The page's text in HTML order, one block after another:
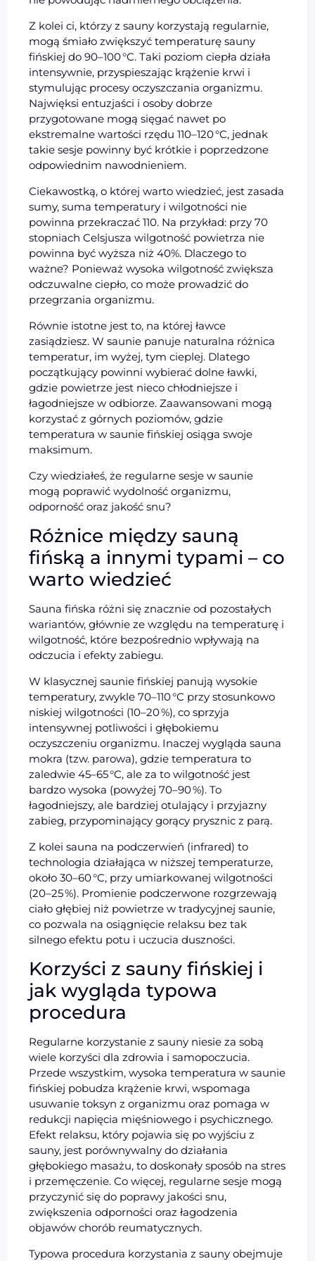
Z kolei ci, którzy z sauny korzystają regularnie,
mogą śmiało zwiększyć temperaturę sauny
fińskiej do 90–100 °C. Taki poziom ciepła działa
intensywnie, przyspieszając krążenie krwi i
stymulując procesy oczyszczania organizmu.
Najwięksi entuzjaści i osoby dobrze
przygotowane mogą sięgać nawet po
ekstremalne wartości rzędu 110–120 °C, jednak
takie sesje powinny być krótkie i poprzedzone
odpowiednim nawodnieniem.
Ciekawostką, o której warto wiedzieć, jest zasada
sumy, suma temperatury i wilgotności nie
powinna przekraczać 110. Na przykład: przy 70
stopniach Celsjusza wilgotność powietrza nie
powinna być wyższa niż 40%. Dlaczego to
ważne? Ponieważ wysoka wilgotność zwiększa
odczuwalne ciepło, co może prowadzić do
przegrzania organizmu.
Równie istotne jest to, na której ławce
zasiądziesz. W saunie panuje naturalna różnica
temperatur, im wyżej, tym cieplej. Dlatego
początkujący powinni wybierać dolne ławki,
gdzie powietrze jest nieco chłodniejsze i
łagodniejsze w odbiorze. Zaawansowani mogą
korzystać z górnych poziomów, gdzie
temperatura w saunie fińskiej osiąga swoje
maksimum.
Czy wiedziałeś, że regularne sesje w saunie
mogą poprawić wydolność organizmu,
odporność oraz jakość snu?
Różnice między sauną
fińską a innymi typami – co
warto wiedzieć
Sauna fińska różni się znacznie od pozostałych
wariantów, głównie ze względu na temperaturę i
wilgotność, które bezpośrednio wpływają na
odczucia i efekty zabiegu.
W klasycznej saunie fińskiej panują wysokie
temperatury, zwykle 70–110 °C przy stosunkowo
niskiej wilgotności (10–20 %), co sprzyja
intensywnej potliwości i głębokiemu
oczyszczeniu organizmu. Inaczej wygląda sauna
mokra (tzw. parowa), gdzie temperatura to
zaledwie 45–65 °C, ale za to wilgotność jest
bardzo wysoka (powyżej 70–90 %). To
łagodniejszy, ale bardziej otulający i przyjazny
zabieg, przypominający gorący prysznic z parą.
Z kolei sauna na podczerwień (infrared) to
technologia działająca w niższej temperaturze,
około 30–60 °C, przy umiarkowanej wilgotności
(20–25 %). Promienie podczerwone rozgrzewają
ciało głębiej niż powietrze w tradycyjnej saunie,
co pozwala na osiągnięcie relaksu bez tak
silnego efektu potu i uczucia duszności.
Korzyści z sauny fińskiej i
jak wygląda typowa
procedura
Regularne korzystanie z sauny niesie za sobą
wiele korzyści dla zdrowia i samopoczucia.
Przede wszystkim, wysoka temperatura w saunie
fińskiej pobudza krążenie krwi, wspomaga
usuwanie toksyn z organizmu oraz pomaga w
redukcji napięcia mięśniowego i psychicznego.
Efekt relaksu, który pojawia się po wyjściu z
sauny, jest porównywalny do działania
głębokiego masażu, to doskonały sposób na stres
i przemęczenie. Co więcej, regularne sesje mogą
przyczynić się do poprawy jakości snu,
zwiększenia odporności oraz łagodzenia
objawów chorób reumatycznych.
Typowa procedura korzystania z sauny obejmuje